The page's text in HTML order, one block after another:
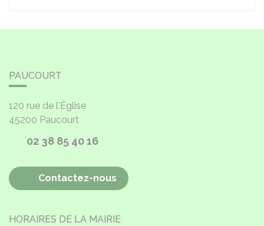
PAUCOURT
120 rue de l'Église
45200 Paucourt
02 38 85 40 16
Contactez-nous
HORAIRES DE LA MAIRIE